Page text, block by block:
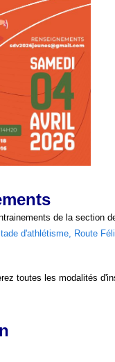
de la section
d'athlétisme, Route
toutes les modalités